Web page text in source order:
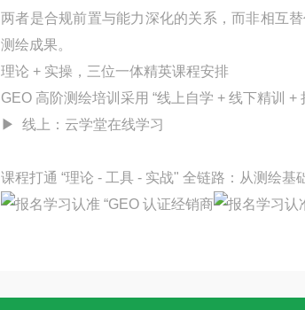
两者是合规前置与能力深化的关系，而非相互
测绘成果。
理论 + 实操，三位一体精英课程安排
GEO 高阶测绘培训采用 “线上自学 + 线下精训 +
▶ 线上：云学堂在线学习
课程打通 “理论 - 工具 - 实战" 全链路：从测绘